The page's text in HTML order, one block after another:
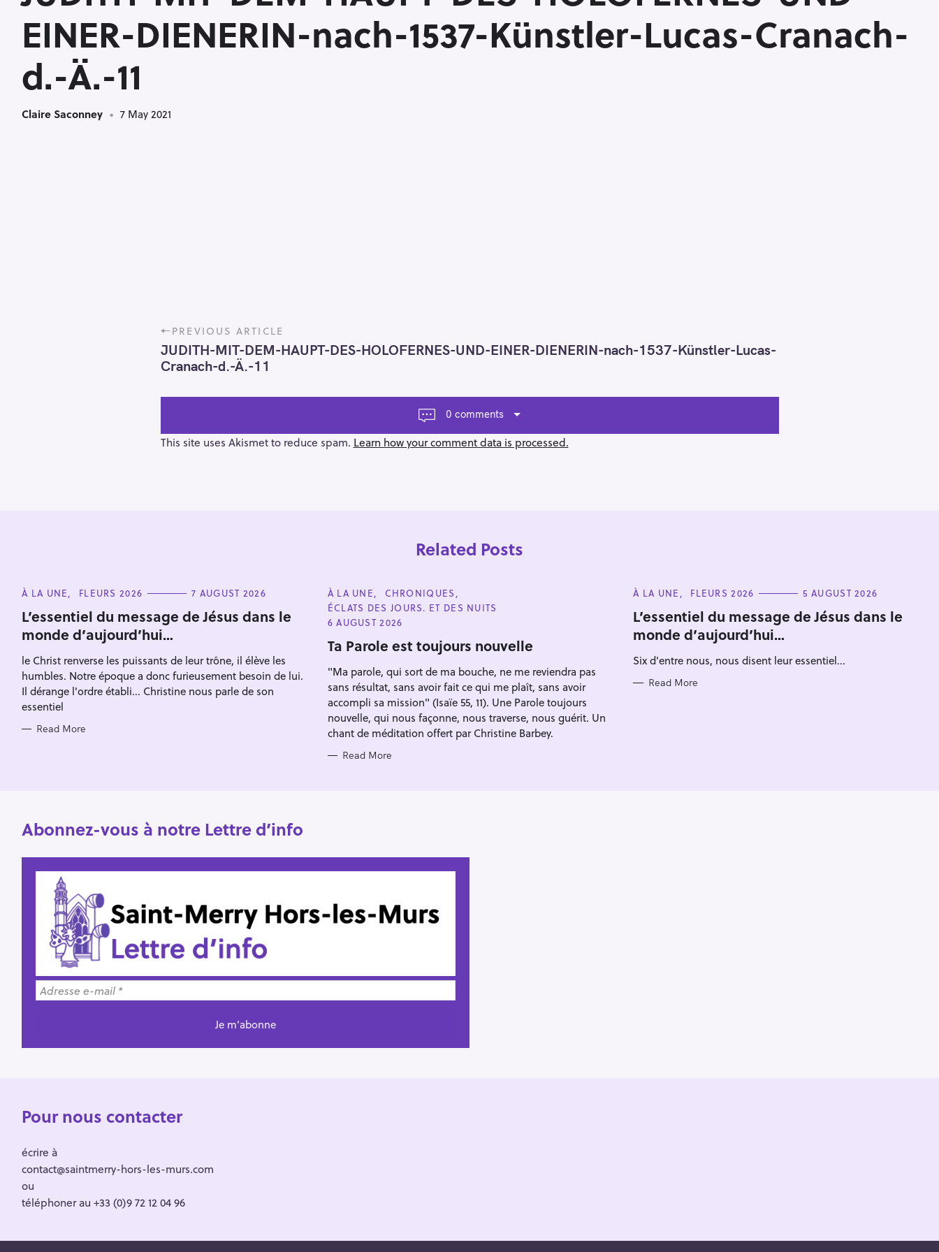
EINER-DIENERIN-nach-1537-Künstler-Lucas-Cranach-
d.-Ä.-11
Claire Saconney 7 May 2021
P
o
s
t
n
v
i
PREVIOUS ARTICLE
JUDITH-MIT-DEM-HAUPT-DES-HOLOFERNES-UND-EINER-DIENERIN-nach-1537-Künstler-Lucas-
Cranach-d.-Ä.-11
0 comments
This site uses Akismet to reduce spam. Learn how your comment data is processed.
Related Posts
C
T
E
G
O
I
E
S
À LA UNE FLEURS 2026 7 AUGUST 2026
L’essentiel du message de Jésus dans le
monde d’aujourd’hui…
le Christ renverse les puissants de leur trône, il élève les
humbles. Notre époque a donc furieusement besoin de lui.
Il dérange l'ordre établi... Christine nous parle de son
essentiel
Read More
C
A
T
E
O
R
E
À LA UNE
CHRONIQUES
ÉCLATS DES JOURS. ET DES NUITS
6 AUGUST 2026
Ta Parole est toujours nouvelle
"Ma parole, qui sort de ma bouche, ne me reviendra pas
sans résultat, sans avoir fait ce qui me plaît, sans avoir
accompli sa mission" (Isaïe 55, 11). Une Parole toujours
nouvelle, qui nous façonne, nous traverse, nous guérit. Un
chant de méditation offert par Christine Barbey.
Read More
C
T
E
G
O
I
S
À LA UNE FLEURS 2026 5 AUGUST 2026
L’essentiel du message de Jésus dans le
monde d’aujourd’hui…
Six d'entre nous, nous disent leur essentiel...
Read More
Abonnez-vous à notre Lettre d’info
Pour nous contacter
écrire à
contact@saintmerry-hors-les-murs.com
ou
téléphoner au +33 (0)9 72 12 04 96
c
h
f
o
r